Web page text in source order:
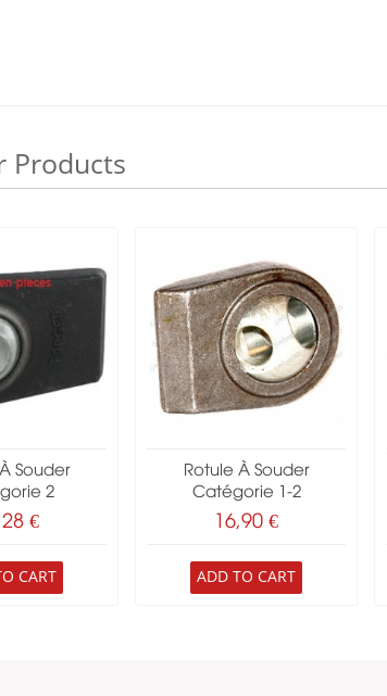
Products
Souder
2
€
CART
Rotule À Souder
Catégorie 1-2
16,90 €
ADD TO CART